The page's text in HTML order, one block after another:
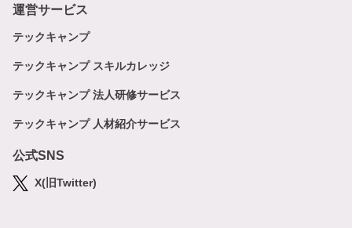
運営サービス
テックキャンプ
テックキャンプ スキルカレッジ
テックキャンプ 法人研修サービス
テックキャンプ 人材紹介サービス
公式SNS
X(旧Twitter)